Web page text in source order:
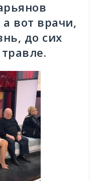
вот врачи,
до сих